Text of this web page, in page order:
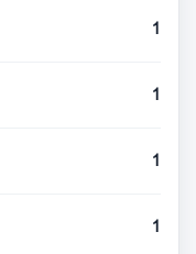
1
1
1
1